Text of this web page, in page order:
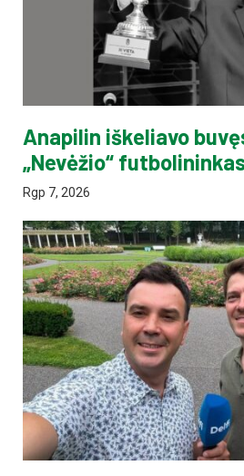
Anapilin iškeliavo
„Nevėžio“
Rgp 7, 2026